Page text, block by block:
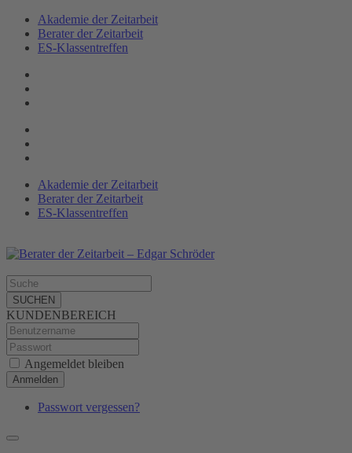
Akademie der Zeitarbeit
Berater der Zeitarbeit
ES-Klassen­treffen
Akademie der Zeitarbeit
Berater der Zeitarbeit
ES-Klassentreffen
SUCHEN
KUNDENBEREICH
Angemeldet bleiben
Anmelden
Passwort vergessen?